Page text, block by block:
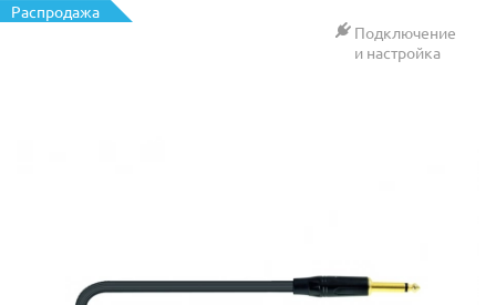
Распродажа
Подключение
и настройка